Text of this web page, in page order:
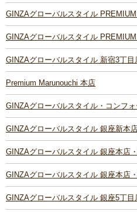
GINZAグローバルスタイル
GINZAグローバルスタイル
GINZAグローバルスタイル 新宿3丁目
Premium Marunouchi 本店
GINZAグローバルスタイル・コンフ
GINZAグローバルスタイル 銀座新本
GINZAグローバルスタイル 銀座本店
GINZAグローバルスタイル 銀座本店
GINZAグローバルスタイル 銀座5丁目